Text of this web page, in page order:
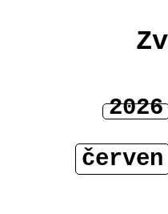
2026
červen